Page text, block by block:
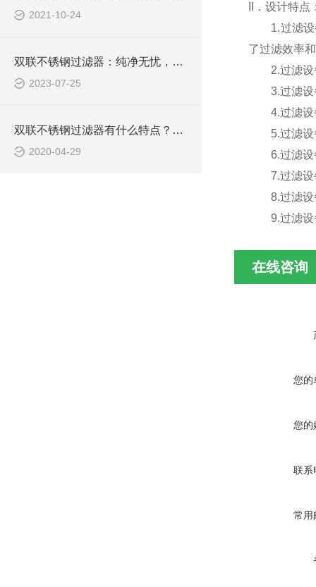
2021-10-24
双联不锈钢过滤器：纯净无忧，保障水质安全
2023-07-25
双联不锈钢过滤器有什么特点？上海申劢为您讲解
2020-04-29
II．设计特点
1.过滤设备
了过滤效率
2.过滤设备
3.过滤设备
4.过滤设备
5.过滤设备
6.过滤设备
7.过滤设备
8.过滤设备
9.过滤设备
在线咨询
您的
您的
联系
常用